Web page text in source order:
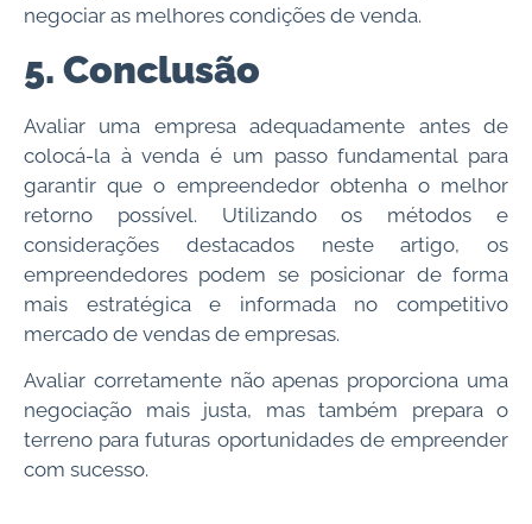
negociar as melhores condições de venda.
5. Conclusão
Avaliar uma empresa adequadamente antes de
colocá-la à venda é um passo fundamental para
garantir que o empreendedor obtenha o melhor
retorno possível. Utilizando os métodos e
considerações destacados neste artigo, os
empreendedores podem se posicionar de forma
mais estratégica e informada no competitivo
mercado de vendas de empresas.
Avaliar corretamente não apenas proporciona uma
negociação mais justa, mas também prepara o
terreno para futuras oportunidades de empreender
com sucesso.